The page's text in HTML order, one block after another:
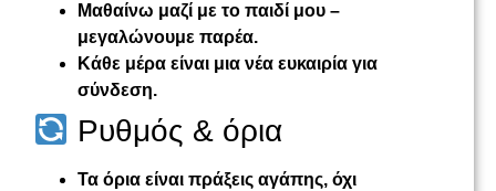
Μαθαίνω μαζί με το παιδί μου –
μεγαλώνουμε παρέα.
Κάθε μέρα είναι μια νέα ευκαιρία για
σύνδεση.
Ρυθμός & όρια
Τα όρια είναι πράξεις αγάπης, όχι